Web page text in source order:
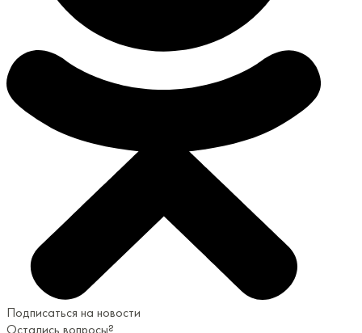
Подписаться на новости
Остались вопросы?